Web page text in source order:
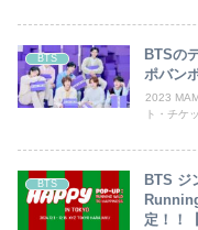
BTS
BTSの
ポバン
2023
ト・チケ
BTS
BTS ジ
定！！